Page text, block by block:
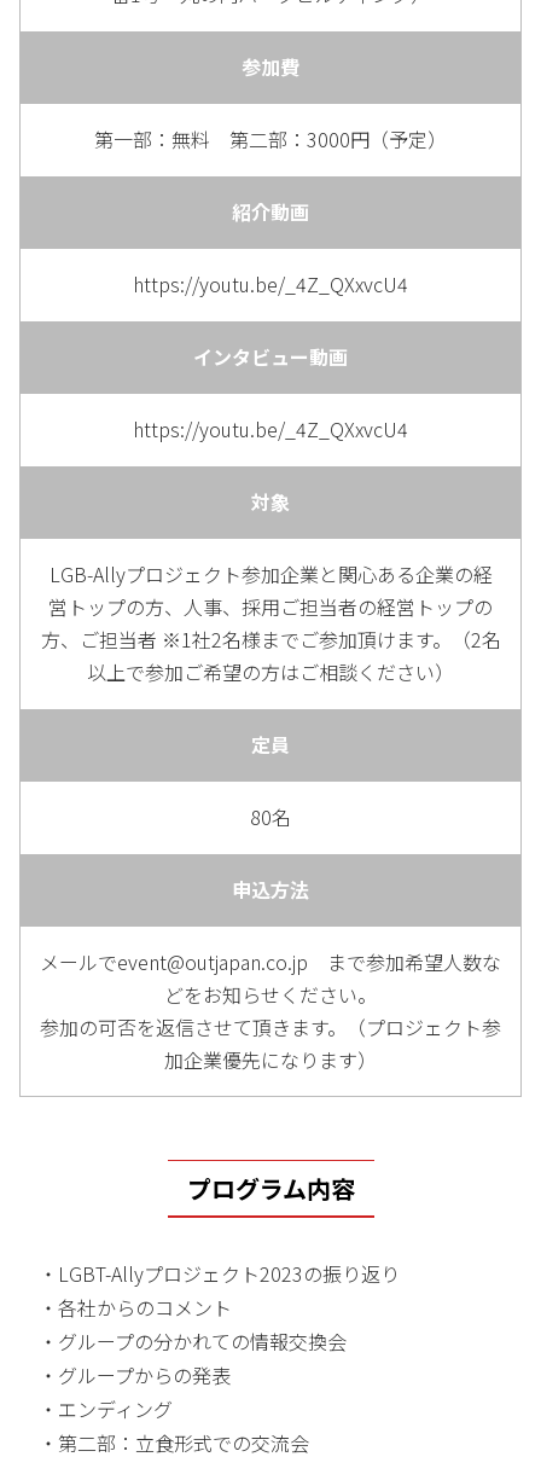
参加費
第一部：無料 第二部：3000円（予定）
紹介動画
https://youtu.be/_4Z_QXxvcU4
インタビュー動画
https://youtu.be/_4Z_QXxvcU4
対象
LGB-Allyプロジェクト参加企業と関心ある企業の経
営トップの方、人事、採用ご担当者の経営トップの
方、ご担当者 ※1社2名様までご参加頂けます。（2名
以上で参加ご希望の方はご相談ください）
定員
80名
申込方法
メールでevent@outjapan.co.jp まで参加希望人数な
どをお知らせください。
参加の可否を返信させて頂きます。（プロジェクト参
加企業優先になります）
プログラム内容
・LGBT-Allyプロジェクト2023の振り返り
・各社からのコメント
・グループの分かれての情報交換会
・グループからの発表
・エンディング
・第二部：立食形式での交流会